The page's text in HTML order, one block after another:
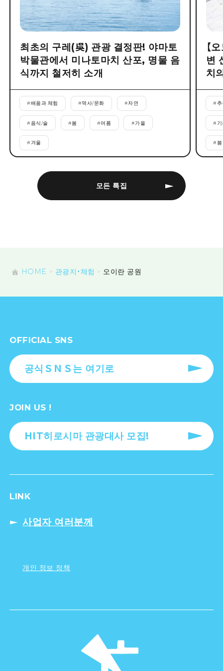
모든 특집
최초의 구레(吳) 관광 결정판! 야마토
박물관에서 미나토마치 산포, 명물 음
식까지 철저히 소개
#배움과 체험 #역사/문화 #자연
#음식/술 #봄 #여름 #가을
# 겨울
【
변
치
#
#
#봄
HOME 관광지・체험 오이란 공원
OFFICIAL SNS
공식ＳＮＳ는 여기로
JOIN US !
HIT히로시마 관광대사 모집!
LINK
사업자 여러분께
개인 정보 정책